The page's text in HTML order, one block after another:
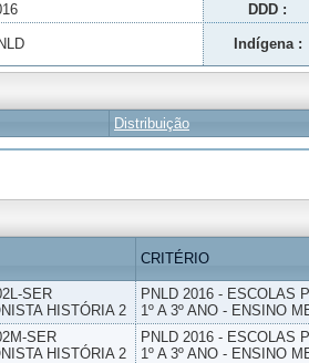
DDD :
Indígena :
Distribuição
CRITÉRIO
SER
HISTÓRIA 2
PNLD 2016 - ESCOLAS
1º A 3º ANO - ENSINO
SER
HISTÓRIA 2
PNLD 2016 - ESCOLAS
1º A 3º ANO - ENSINO